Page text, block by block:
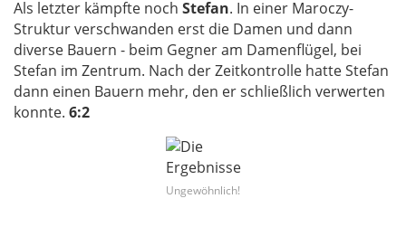
Als letzter kämpfte noch Stefan. In einer Maroczy-
Struktur verschwanden erst die Damen und dann
diverse Bauern - beim Gegner am Damenflügel, bei
Stefan im Zentrum. Nach der Zeitkontrolle hatte Stefan
dann einen Bauern mehr, den er schließlich verwerten
konnte. 6:2
Ungewöhnlich!